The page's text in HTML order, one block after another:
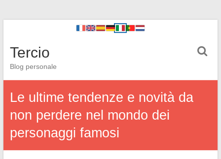
Tercio
Blog personale
Le ultime tendenze e novità da
non perdere nel mondo dei
personaggi famosi